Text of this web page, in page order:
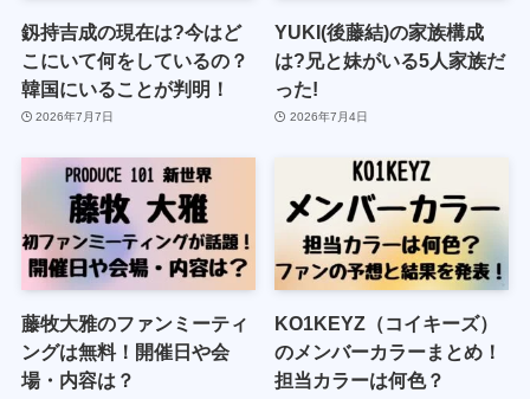
釼持吉成の現在は?今はど
こにいて何をしているの？
韓国にいることが判明！
2026年7月7日
YUKI(後藤結)の家族構成
は?兄と妹がいる5人家族だ
った!
2026年7月4日
藤牧大雅のファンミーティ
ングは無料！開催日や会
場・内容は？
KO1KEYZ（コイキーズ）
のメンバーカラーまとめ！
担当カラーは何色？